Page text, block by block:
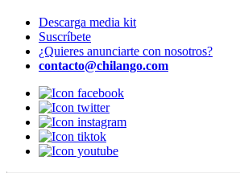
Descarga media kit
Suscríbete
¿Quieres anunciarte con nosotros?
contacto@chilango.com